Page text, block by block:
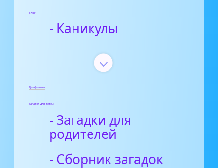
Блог
- Каникулы
Диафильмы
Загадки для детей
- Загадки для
родителей
- Сборник загадок